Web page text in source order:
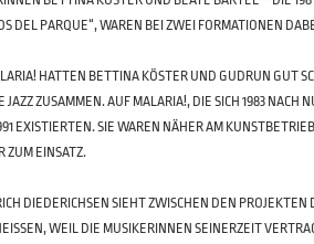
DEL PARQUE“, WAREN BEI ZWEI FORMATIONEN
HATTEN BETTINA KÖSTER UND GUDRUN GUT
JAZZ ZUSAMMEN. AUF MALARIA!, DIE SICH 1983
EXISTIERTEN. SIE WAREN NÄHER AM
ZUM EINSATZ.
DIEDERICHSEN SIEHT ZWISCHEN DEN
WEIL DIE MUSIKERINNEN SEINERZEIT